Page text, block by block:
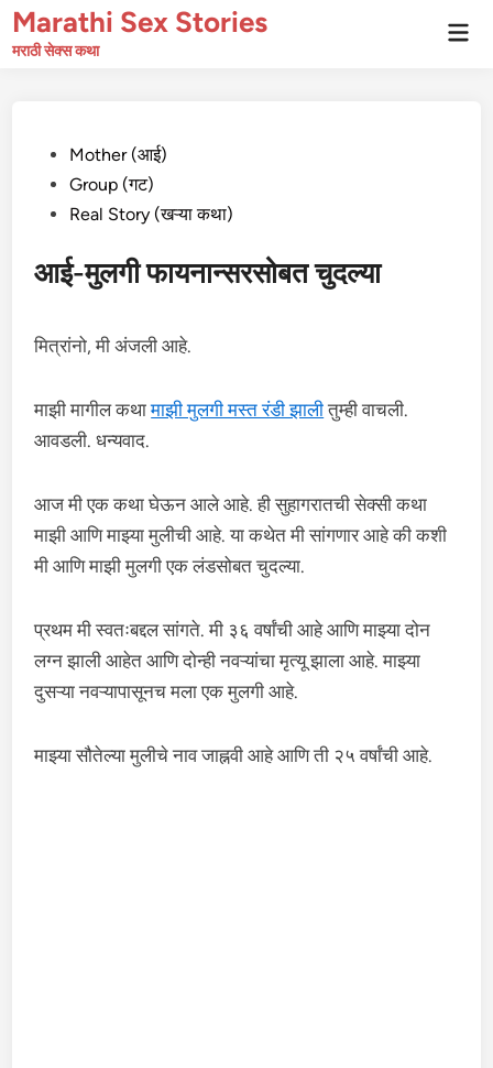
Skip
toMarathi Sex Stories
मराठी सेक्स कथा
PostedMother (आई)
Group (गट)
Real Story (खऱ्या कथा)
आई-मुलगी फायनान्सरसोबत चुदल्या
मित्रांनो, मी अंजली आहे.
माझी मागील कथामाझी मुलगी मस्त रंडी झालीतुम्ही वाचली.
आवडली. धन्यवाद.
आज मी एक कथा घेऊन आले आहे. ही सुहागरातची सेक्सी कथा
माझी आणि माझ्या मुलीची आहे. या कथेत मी सांगणार आहे की कशी
मी आणि माझी मुलगी एक लंडसोबत चुदल्या.
प्रथम मी स्वतःबद्दल सांगते. मी ३६ वर्षांची आहे आणि माझ्या दोन
लग्न झाली आहेत आणि दोन्ही नवऱ्यांचा मृत्यू झाला आहे. माझ्या
दुसऱ्या नवऱ्यापासूनच मला एक मुलगी आहे.
माझ्या सौतेल्या मुलीचे नाव जाह्नवी आहे आणि ती २५ वर्षांची आहे.